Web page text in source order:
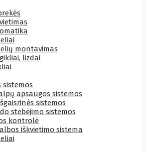
montavimas
lizdai
sistemos
apsaugos sistemos
sistemos
stebėjimo sistemos
kontrolė
iškvietimo sistema